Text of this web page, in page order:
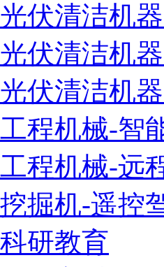
光伏清洁机
光伏清洁机
光伏清洁机
工程机械-智
工程机械-远
挖掘机-遥控
科研教育